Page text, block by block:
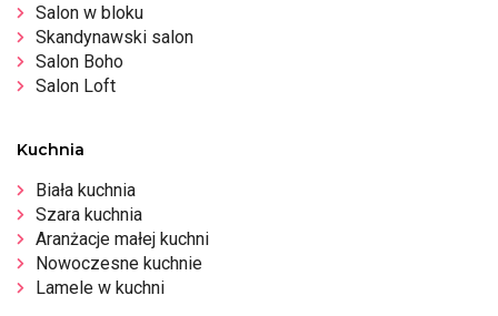
Salon w bloku
Skandynawski salon
Salon Boho
Salon Loft
Kuchnia
Biała kuchnia
Szara kuchnia
Aranżacje małej kuchni
Nowoczesne kuchnie
Lamele w kuchni